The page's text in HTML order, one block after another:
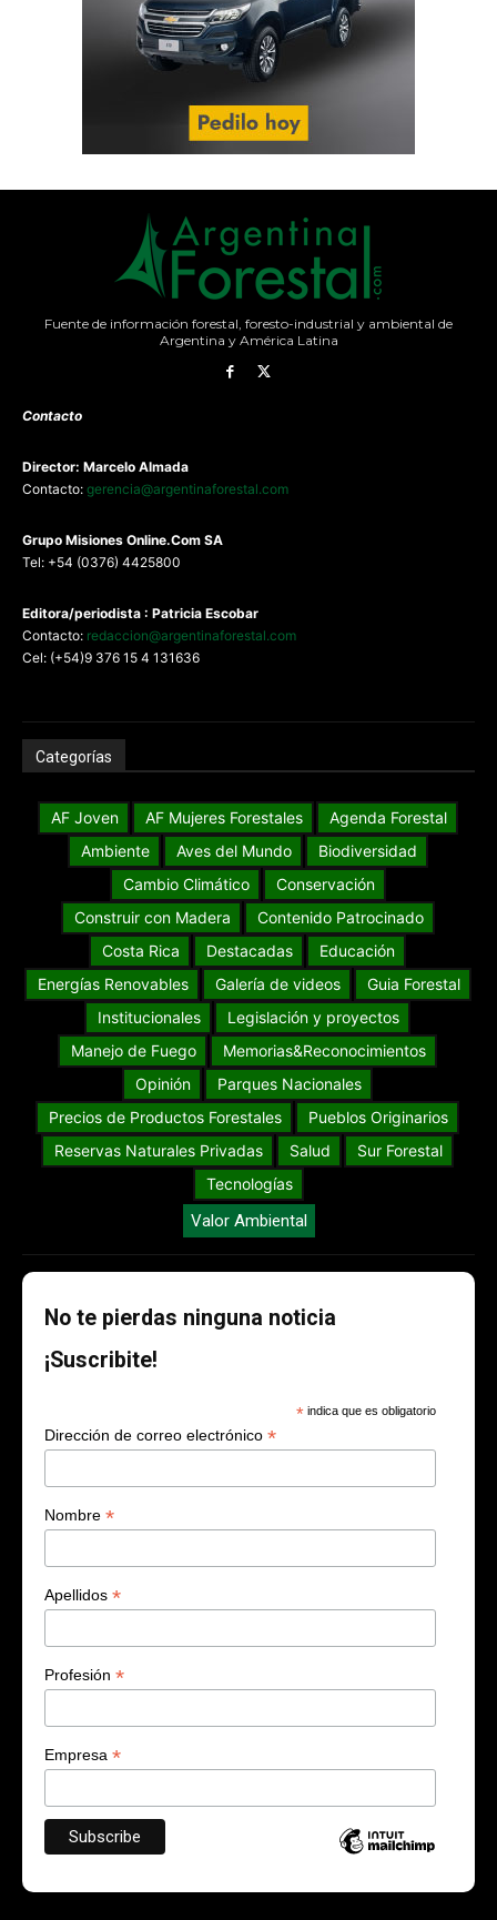
Fuente de información forestal, foresto-industrial y ambiental de
Argentina y América Latina
Contacto
Director: Marcelo Almada
Contacto: gerencia@argentinaforestal.com
Grupo Misiones Online.Com SA
Tel: +54 (0376) 4425800
Editora/periodista : Patricia Escobar
Contacto: redaccion@argentinaforestal.com
Cel: (+54)9 376 15 4 131636
Categorías
AF Joven AF Mujeres Forestales
Agenda Forestal
Ambiente
Aves del Mundo
Biodiversidad
Cambio Climático
Conservación
Construir con Madera
Contenido Patrocinado
Costa Rica
Destacadas
Educación
Energías Renovables
Galería de videos
Guia Forestal
Institucionales
Legislación y proyectos
Manejo de Fuego
Memorias&Reconocimientos
Opinión
Parques Nacionales
Precios de Productos Forestales
Pueblos Originarios
Reservas Naturales Privadas
Salud
Sur Forestal
Tecnologías
Valor Ambiental
No te pierdas ninguna noticia
¡Suscribite!
* indica que es obligatorio
Dirección de correo electrónico *
Nombre *
Apellidos *
Profesión *
Empresa *